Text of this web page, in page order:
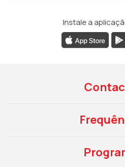
Instale a